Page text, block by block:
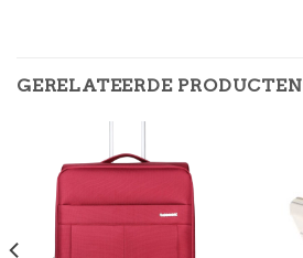
GERELATEERDE PRODUCTEN